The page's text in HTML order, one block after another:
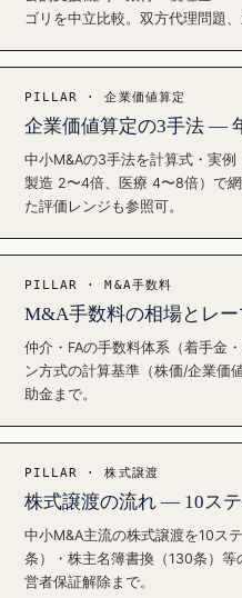
ゴリを中立比較。双方代理問題
PILLAR · 企業価値算定
企業価値算定の3手法 —
中小M&Aの3手法を計算式・実例
製造 2〜4倍、医療 4〜8倍）で
た評価レンジも参照可。
PILLAR · M&A手数料
M&A手数料の相場とレ
仲介・FAの手数料体系（着手金
ン方式の計算基準（株価/企業価
助金まで。
PILLAR · 株式譲渡
株式譲渡の流れ — 10ス
中小M&A主流の株式譲渡を10ス
条）・株主名簿書換（130条）
営者保証解除まで。